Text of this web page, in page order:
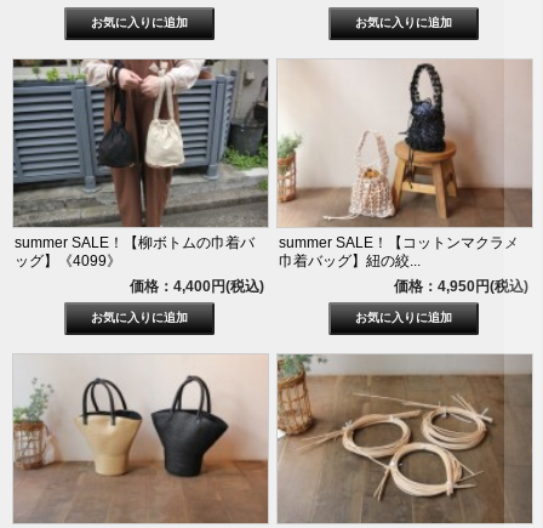
summer SALE！【柳ボトムの巾着バ
ッグ】《4099》
価格：4,400円(税込)
summer SALE！【コットンマクラメ
巾着バッグ】紐の絞...
価格：4,950円(税込)